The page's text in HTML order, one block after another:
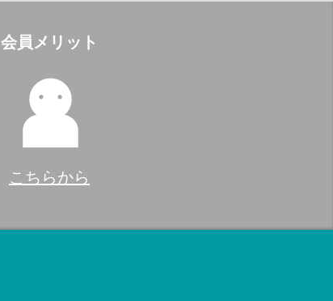
会員メリット
こちらから